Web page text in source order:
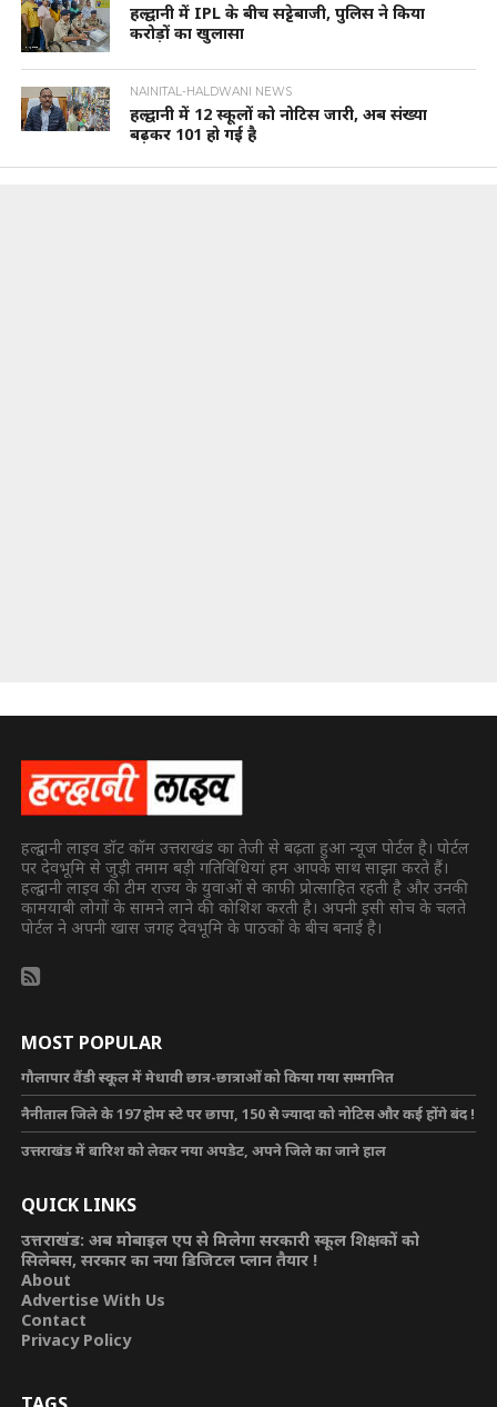
हल्द्वानी में IPL के बीच सट्टेबाजी, पुलिस ने किया
करोड़ों का खुलासा
NAINITAL-HALDWANI NEWS
हल्द्वानी में 12 स्कूलों को नोटिस जारी, अब संख्या
बढ़कर 101 हो गई है
हल्द्वानी लाइव डॉट कॉम उत्तराखंड का तेजी से बढ़ता हुआ न्यूज पोर्टल है। पोर्टल
पर देवभूमि से जुड़ी तमाम बड़ी गतिविधियां हम आपके साथ साझा करते हैं।
हल्द्वानी लाइव की टीम राज्य के युवाओं से काफी प्रोत्साहित रहती है और उनकी
कामयाबी लोगों के सामने लाने की कोशिश करती है। अपनी इसी सोच के चलते
पोर्टल ने अपनी खास जगह देवभूमि के पाठकों के बीच बनाई है।
MOST POPULAR
गौलापार वैंडी स्कूल में मेधावी छात्र-छात्राओं को किया गया सम्मानित
नैनीताल जिले के 197 होम स्टे पर छापा, 150 से ज्यादा को नोटिस और कई होंगे बंद !
उत्तराखंड में बारिश को लेकर नया अपडेट, अपने जिले का जाने हाल
QUICK LINKS
उत्तराखंड: अब मोबाइल एप से मिलेगा सरकारी स्कूल शिक्षकों को
सिलेबस, सरकार का नया डिजिटल प्लान तैयार !
About
Advertise With Us
Contact
Privacy Policy